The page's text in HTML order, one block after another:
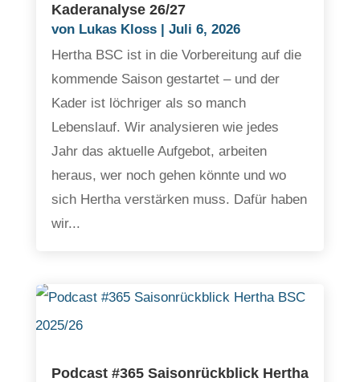
Kaderanalyse 26/27
von Lukas Kloss| Juli 6, 2026
Hertha BSC ist in die Vorbereitung auf die
kommende Saison gestartet – und der
Kader ist löchriger als so manch
Lebenslauf. Wir analysieren wie jedes
Jahr das aktuelle Aufgebot, arbeiten
heraus, wer noch gehen könnte und wo
sich Hertha verstärken muss. Dafür haben
wir...
Podcast #365 Saisonrückblick Hertha